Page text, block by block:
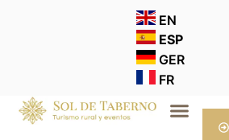
EN
ESP
GER
FR